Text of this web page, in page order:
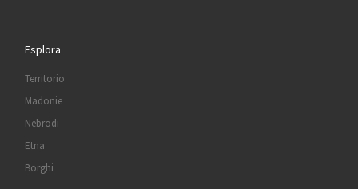
Esplora
Territorio
Madonie
Nebrodi
Etna
Borghi